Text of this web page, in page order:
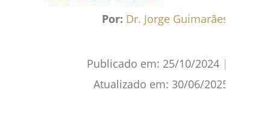
Por: Dr. Jorge Guimarães
Publicado em: 25/10/2024 |
Atualizado em: 30/06/2025